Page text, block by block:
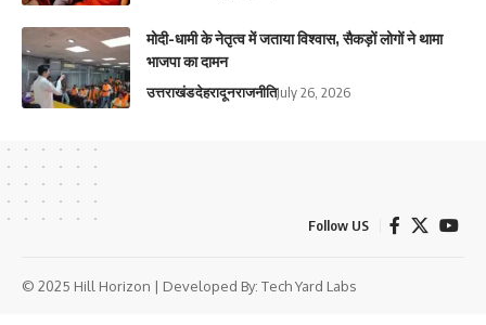
मोदी-धामी के नेतृत्व में जताया विश्वास, सैकड़ों लोगों ने थामा
भाजपा का दामन
उत्तराखंडदेहरादूनराजनीतिJuly 26, 2026
Follow US
© 2025 Hill Horizon | Developed By: Tech Yard Labs